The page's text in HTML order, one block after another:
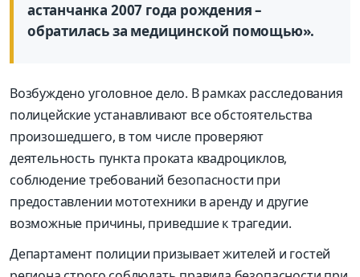
астанчанка 2007 года рождения –
обратилась за медицинской помощью».
Возбуждено уголовное дело. В рамках расследования
полицейские устанавливают все обстоятельства
произошедшего, в том числе проверяют
деятельность пункта проката квадроциклов,
соблюдение требований безопасности при
предоставлении мототехники в аренду и другие
возможные причины, приведшие к трагедии.
Департамент полиции призывает жителей и гостей